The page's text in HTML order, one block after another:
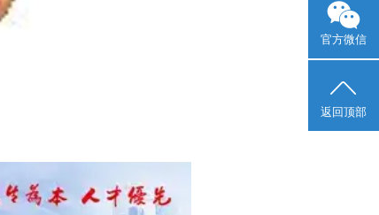
官方微信
返回顶部